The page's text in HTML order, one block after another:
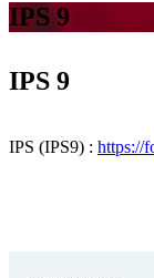
IPS 9
IPS 9
IPS (IPS9) : https://